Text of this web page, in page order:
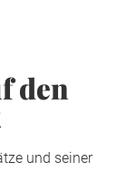
den
und seiner